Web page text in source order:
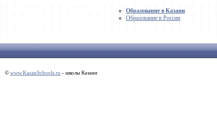
Образование в Казани
Образование в России
© www.KazanSchools.ru - школы Казани